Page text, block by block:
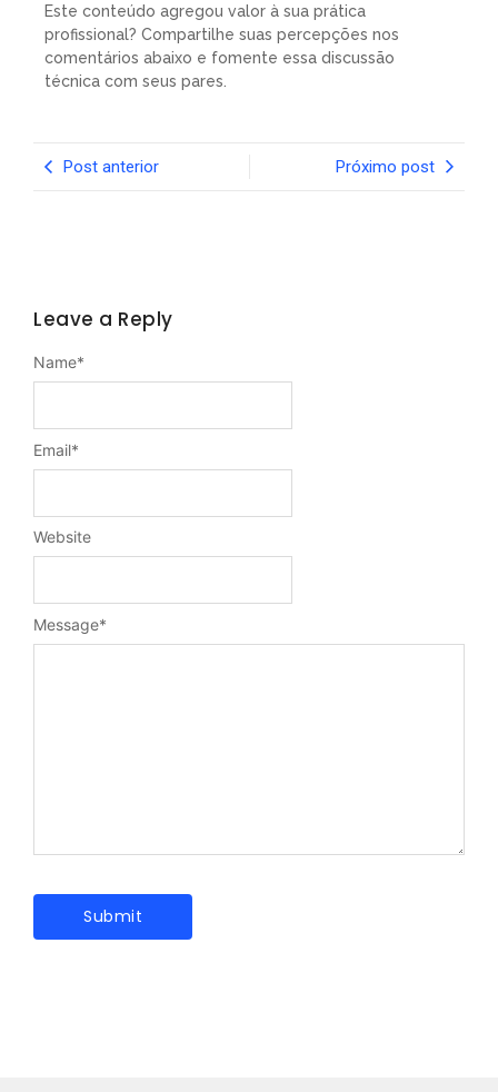
Este conteúdo agregou valor à sua prática
profissional? Compartilhe suas percepções nos
comentários abaixo e fomente essa discussão
técnica com seus pares.
Post anterior Próximo post
Leave a Reply
Message*
Name*
Email*
Website